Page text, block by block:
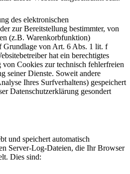
des elektronischen
zur Bereitstellung bestimmter, von
(z.B. Warenkorbfunktion)
Grundlage von Art. 6 Abs. 1 lit. f
hat ein berechtigtes
von Cookies zur technisch fehlerfreien
seiner Dienste. Soweit andere
Ihres Surfverhaltens) gespeichert
Datenschutzerklärung gesondert
und speichert automatisch
Server-Log-Dateien, die Ihr Browser
Dies sind: